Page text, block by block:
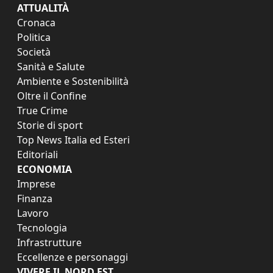
ATTUALITÀ
Cronaca
Politica
Società
Sanità e Salute
Ambiente e Sostenibilità
Oltre il Confine
True Crime
Storie di sport
Top News Italia ed Esteri
Editoriali
ECONOMIA
Imprese
Finanza
Lavoro
Tecnologia
Infrastrutture
Eccellenze e personaggi